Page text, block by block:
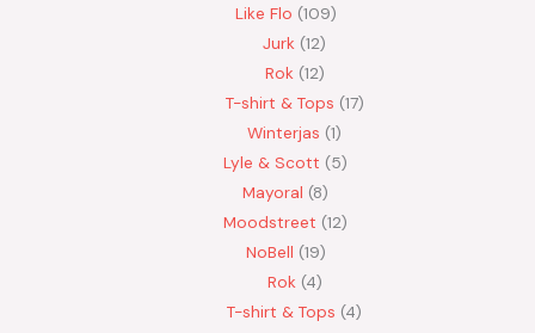
Like Flo 109
Jurk 12
Rok 12
T-shirt & Tops 17
Winterjas 1
Lyle & Scott 5
Mayoral 8
Moodstreet 12
NoBell 19
Rok 4
T-shirt & Tops 4